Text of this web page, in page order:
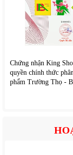
tuyệt đối cho
Chứng nhận King
quyền chính thức
phẩm Trường Thọ -